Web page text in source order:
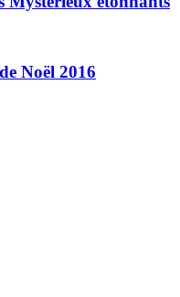
Noël 2016